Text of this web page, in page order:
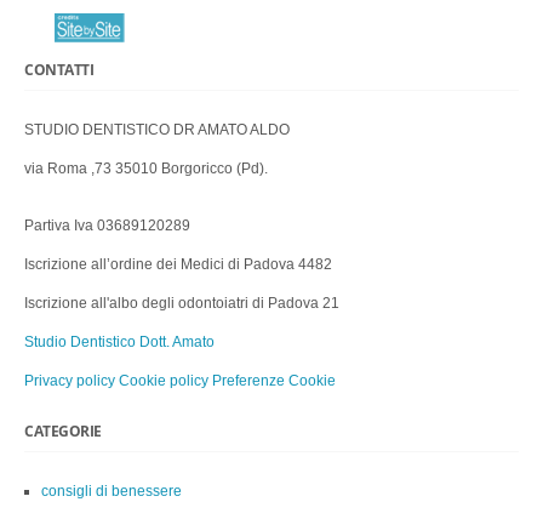
CONTATTI
STUDIO DENTISTICO DR AMATO ALDO
via Roma ,73 35010 Borgoricco (Pd).
Partiva Iva 03689120289
Iscrizione all’ordine dei Medici di Padova 4482
Iscrizione all'albo degli odontoiatri di Padova 21
Studio Dentistico Dott. Amato
Privacy policy Cookie policy Preferenze Cookie
CATEGORIE
consigli di benessere